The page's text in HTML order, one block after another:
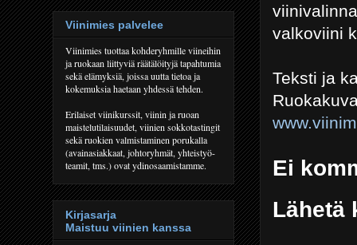
valkoviini
Teksti ja
Ei
Lähetä
Viinimies palvelee
Viinimies tuottaa kohderyhmille viineihin
ja ruokaan liittyviä räätälöityjä tapahtumia
sekä elämyksiä, joissa uutta tietoa ja
kokemuksia haetaan yhdessä tehden.
Erilaiset viinikurssit, viinin ja ruoan
maistelutilaisuudet, viinien sokkotastingit
sekä ruokien valmistaminen porukalla
(avainasiakkaat, johtoryhmät, yhteistyö-
teamit, tms.) ovat ydinosaamistamme.
Kirjasarja
Maistuu viinien kanssa